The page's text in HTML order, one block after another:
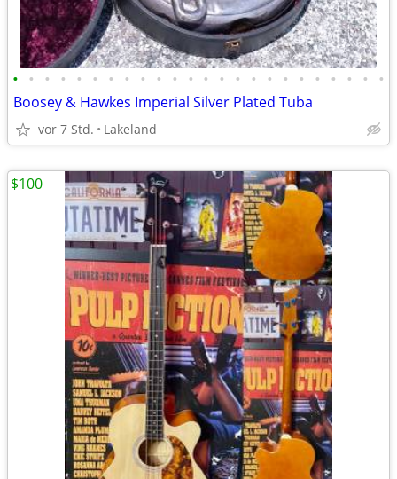
• • • • • • • • • • • • • • • • • • • • • • • •
Boosey & Hawkes Imperial Silver Plated Tuba
vor 7 Std. Lakeland
$100